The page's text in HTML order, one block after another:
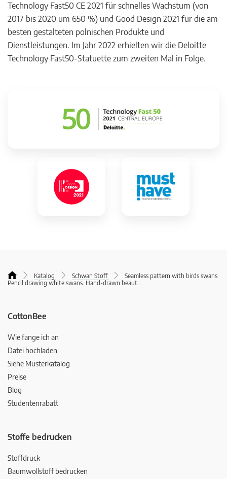
Technology Fast50 CE 2021 für schnelles Wachstum (von
2017 bis 2020 um 650 %) und Good Design 2021 für die am
besten gestalteten polnischen Produkte und
Dienstleistungen. Im Jahr 2022 erhielten wir die Deloitte
Technology Fast50-Statuette zum zweiten Mal in Folge.
Katalog Schwan Stoff
Seamless pattern with birds swans.
Pencil drawing white swans. Hand-drawn beaut...
CottonBee
Wie fange ich an
Datei hochladen
Siehe Musterkatalog
Preise
Blog
Studentenrabatt
Stoffe bedrucken
Stoffdruck
Baumwollstoff bedrucken